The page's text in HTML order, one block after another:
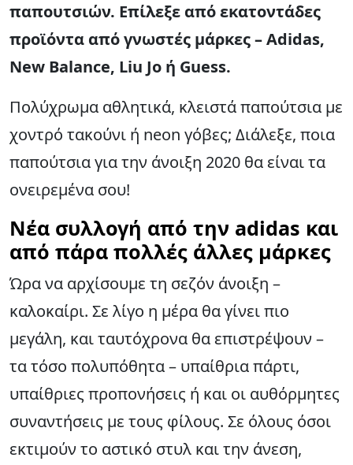
παπουτσιών. Επίλεξε από εκατοντάδες
προϊόντα από γνωστές μάρκες – Adidas,
New Balance, Liu Jo ή Guess.
Πολύχρωμα αθλητικά, κλειστά παπούτσια με
χοντρό τακούνι ή neon γόβες; Διάλεξε, ποια
παπούτσια για την άνοιξη 2020 θα είναι τα
ονειρεμένα σου!
Νέα συλλογή από την adidas και
από πάρα πολλές άλλες μάρκες
Ώρα να αρχίσουμε τη σεζόν άνοιξη –
καλοκαίρι. Σε λίγο η μέρα θα γίνει πιο
μεγάλη, και ταυτόχρονα θα επιστρέψουν –
τα τόσο πολυπόθητα – υπαίθρια πάρτι,
υπαίθριες προπονήσεις ή και οι αυθόρμητες
συναντήσεις με τους φίλους. Σε όλους όσοι
εκτιμούν το αστικό στυλ και την άνεση,